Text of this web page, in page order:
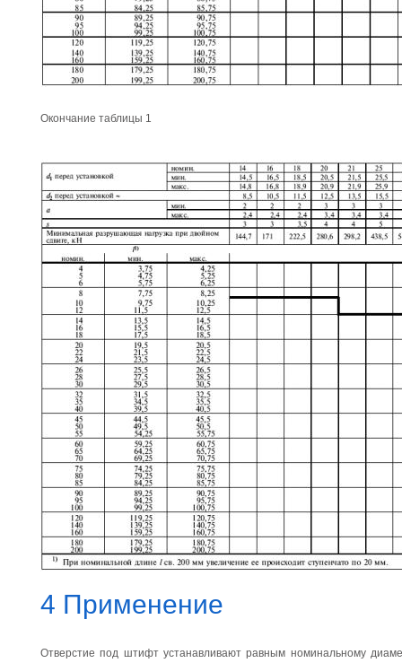
Окончание таблицы 1
4 Применение
Отверстие под штифт устанавливают равным номинальному